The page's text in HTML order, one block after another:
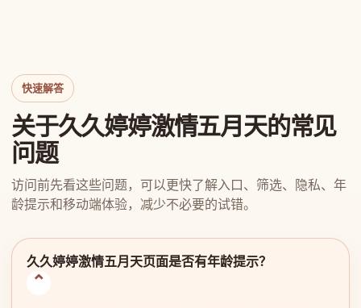
快速解答
关于久久婷婷激情五月天的常见
问题
访问前先看这些问题，可以更快了解入口、筛选、隐私、年
龄提示和移动端体验，减少不必要的试错。
久久婷婷激情五月天页面是否有年龄提示？